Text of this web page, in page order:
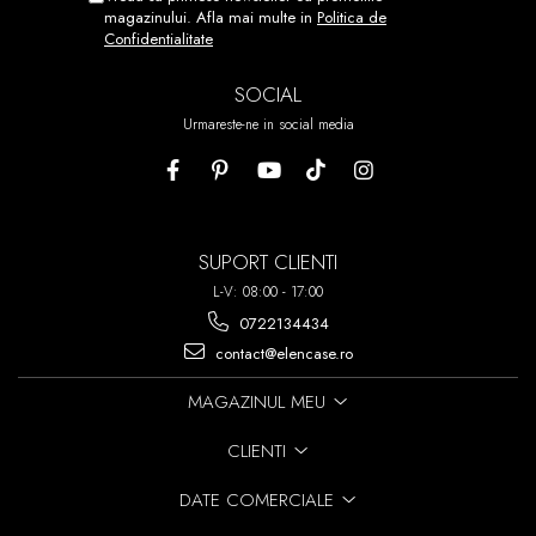
magazinului. Afla mai multe in Politica de
Confidentialitate
SOCIAL
Urmareste-ne in social media
SUPORT CLIENTI
L-V: 08:00 - 17:00
0722134434
contact@elencase.ro
MAGAZINUL MEU
CLIENTI
DATE COMERCIALE